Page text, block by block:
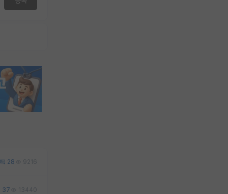
28 9216
37 13440